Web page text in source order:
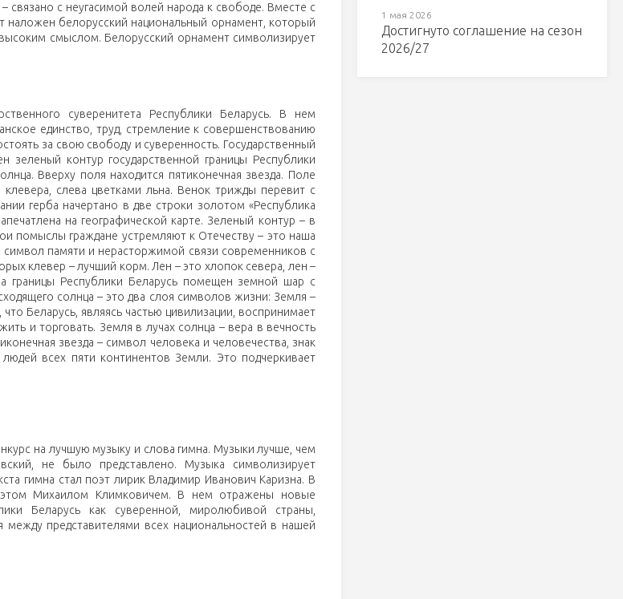
с неугасимой волей народа к свободе. Вместе с
наложен белорусский национальный орнамент, который
смыслом. Белорусский орнамент символизирует
суверенитета Республики Беларусь. В нем
единство, труд, стремление к совершенствованию
за свою свободу и суверенность. Государственный
контур государственной границы Республики
Вверху поля находится пятиконечная звезда. Поле
слева цветками льна. Венок трижды перевит с
герба начертано в две строки золотом «Республика
на географической карте. Зеленый контур – в
помыслы граждане устремляют к Отечеству – это наша
памяти и нерасторжимой связи современников с
клевер – лучший корм. Лен – это хлопок севера, лен –
границы Республики Беларусь помещен земной шар с
солнца – это два слоя символов жизни: Земля –
Беларусь, являясь частью цивилизации, воспринимает
и торговать. Земля в лучах солнца – вера в вечность
звезда – символ человека и человечества, знак
всех пяти континентов Земли. Это подчеркивает
на лучшую музыку и слова гимна. Музыки лучше, чем
не было представлено. Музыка символизирует
гимна стал поэт лирик Владимир Иванович Каризна. В
Михаилом Климковичем. В нем отражены новые
Беларусь как суверенной, миролюбивой страны,
представителями всех национальностей в нашей
1 мая 2026
Достигнуто соглашение на сезон
2026/27